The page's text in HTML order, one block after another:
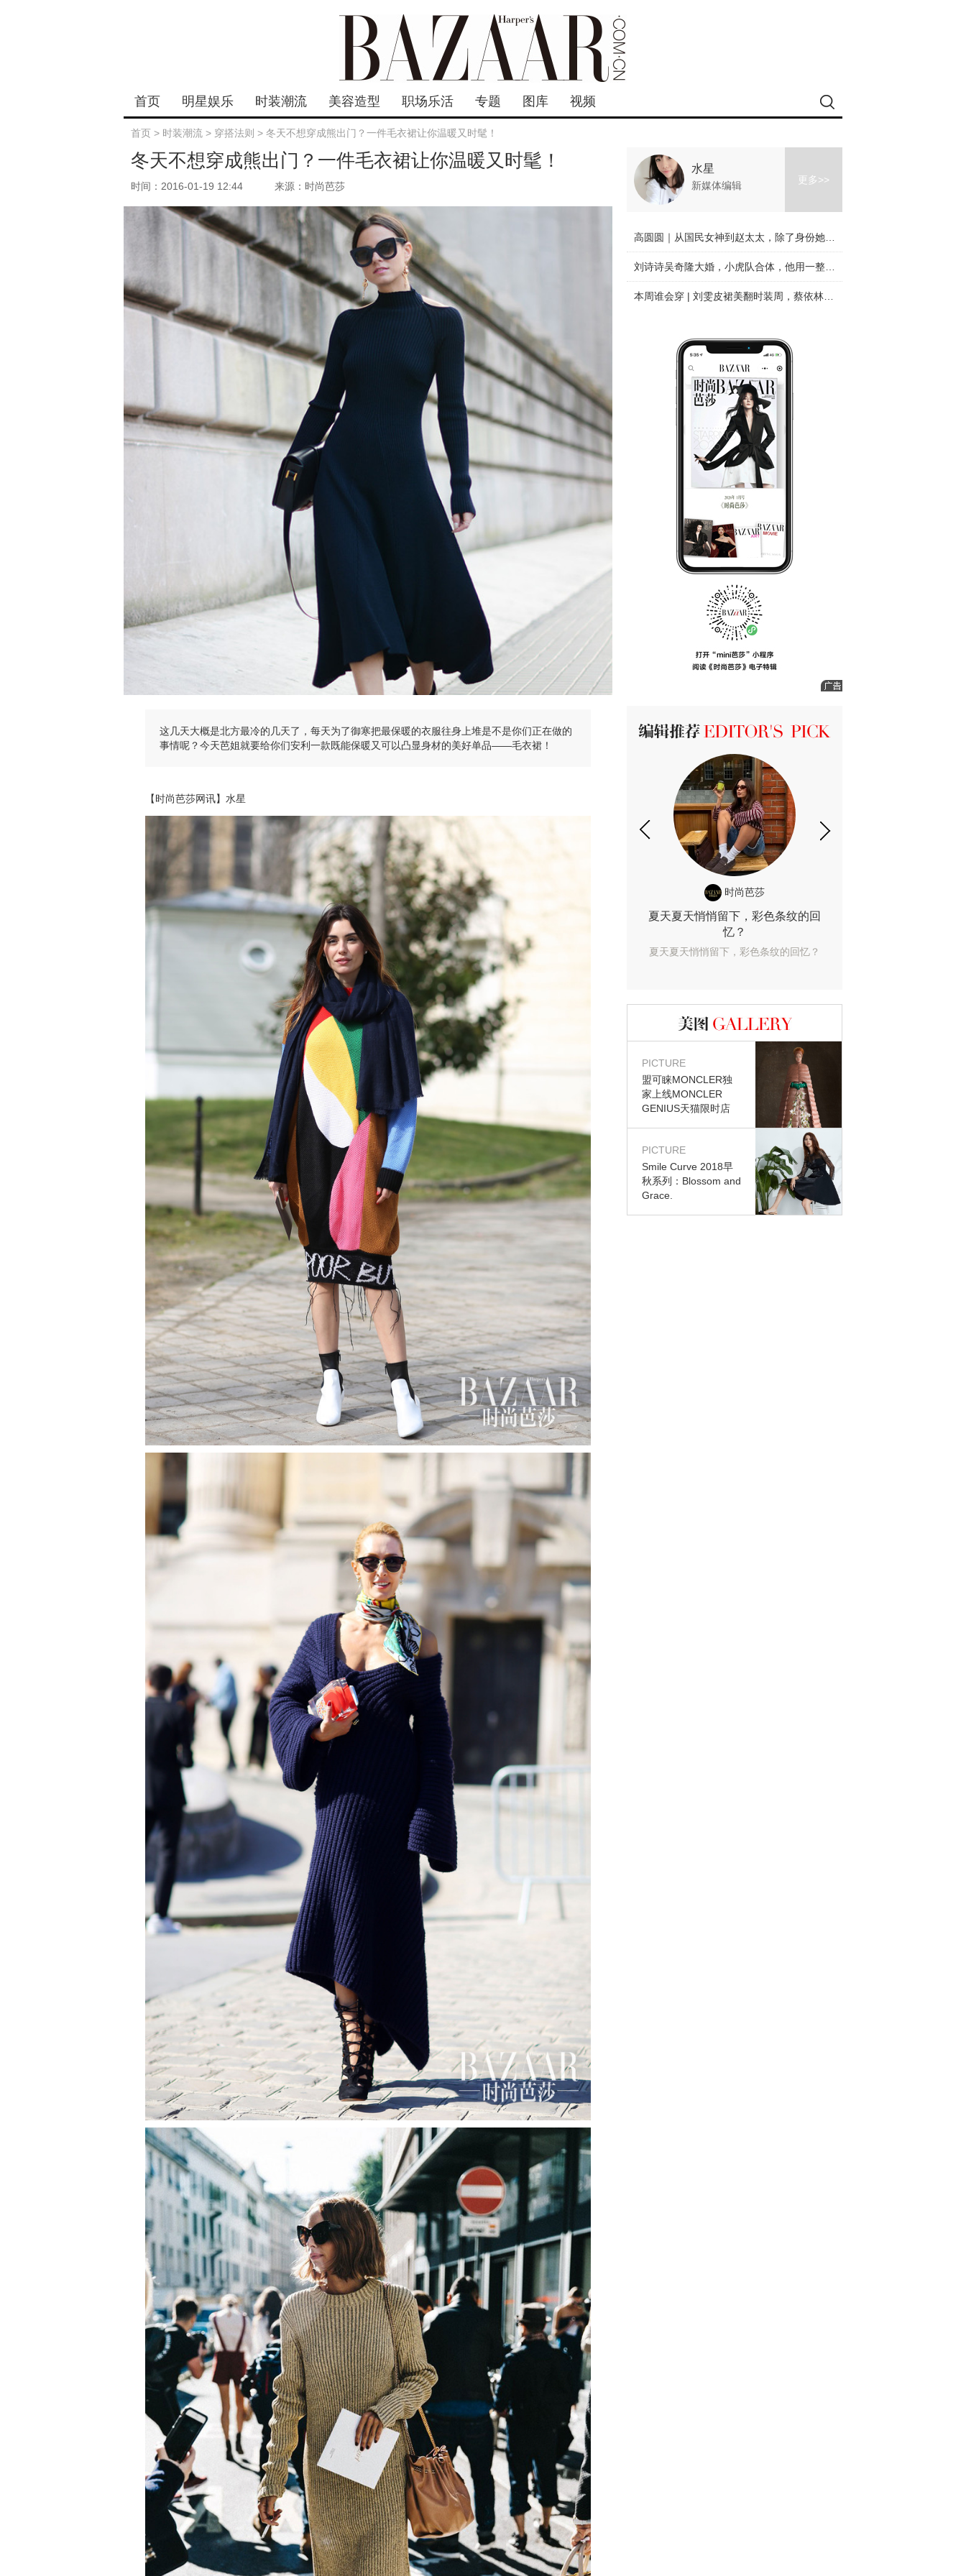
首页 明星娱乐 时装潮流 美容造型 职场乐活 专题 图库 视频
首页 > 时装潮流 > 穿搭法则 > 冬天不想穿成熊出门？一件毛衣裙让你温暖又时髦！
冬天不想穿成熊出门？一件毛衣裙让你温暖又时髦！
时间：2016-01-19 12:44 来源：时尚芭莎
这几天大概是北方最冷的几天了，每天为了御寒把最保暖的衣服往身上堆是不是你们正在做的
事情呢？今天芭姐就要给你们安利一款既能保暖又可以凸显身材的美好单品——毛衣裙！
【时尚芭莎网讯】水星
水星
新媒体编辑 更多>>
时尚芭莎
夏天夏天悄悄留下，彩色条纹的回
忆？
夏天夏天悄悄留下，彩色条纹的回忆？
图库
PICTURE
盟可睐MONCLER独
家上线MONCLER
GENIUS天猫限时店
PICTURE
Smile Curve 2018早
秋系列：Blossom and
Grace.